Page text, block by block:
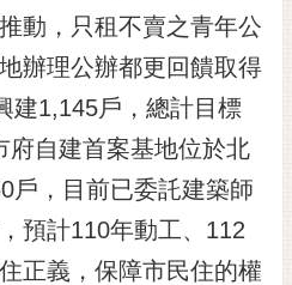
動，只租不賣之青年公
辦理公辦都更回饋取得
建1,145戶，總計目標
府自建首案基地位於北
戶，目前已委託建築師
預計110年動工、112
正義，保障市民住的權